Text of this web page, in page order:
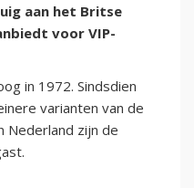
aan het Britse
voor VIP-
in 1972. Sindsdien
varianten van de
Nederland zijn de